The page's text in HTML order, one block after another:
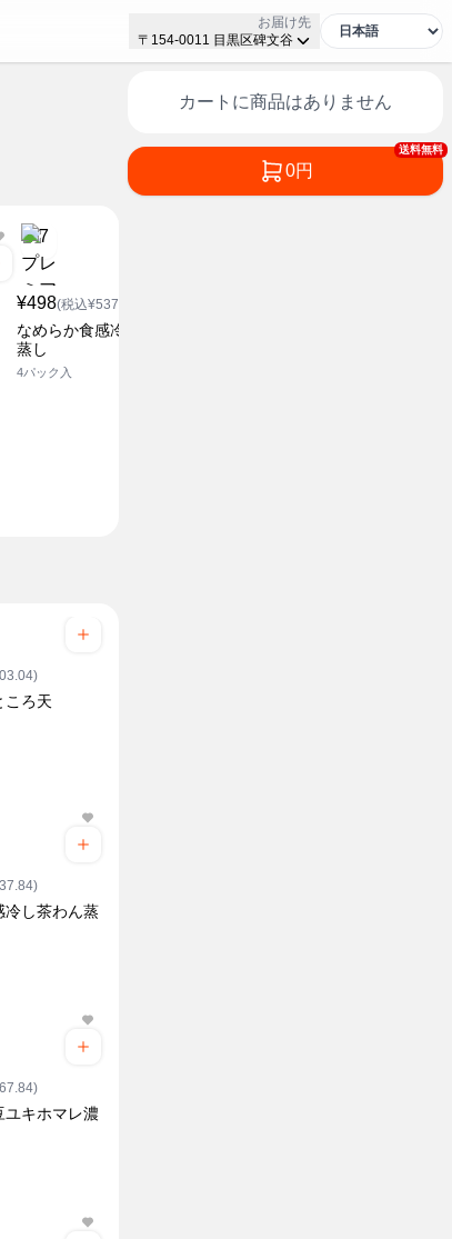
お届け先
〒154-0011 目黒区碑文谷
¥498(税込¥537.84)
なめらか食感冷し茶わん
蒸し
4パック入
ころ天
冷し茶わん蒸
ユキホマレ濃
カートに商品はありません
送料無料
0円